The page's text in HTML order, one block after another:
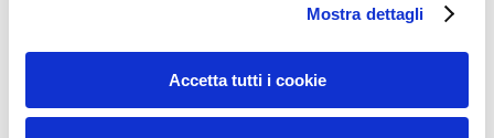
Mostra dettagli
Accetta tutti i cookie